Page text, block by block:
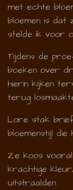
met echte
bloemen is dat
stelde ik voor
Tijdens de
boeken over
hierin kijken
terug
Lore stak
bloemenstijl
Ze koos
krachtige
uitstraalden.